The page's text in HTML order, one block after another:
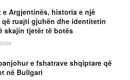
e Argjentinës, historia e një
ruajti gjuhën dhe identitetin
skajin tjetër të botës
e fshatrave shqiptare që
në Bullgari